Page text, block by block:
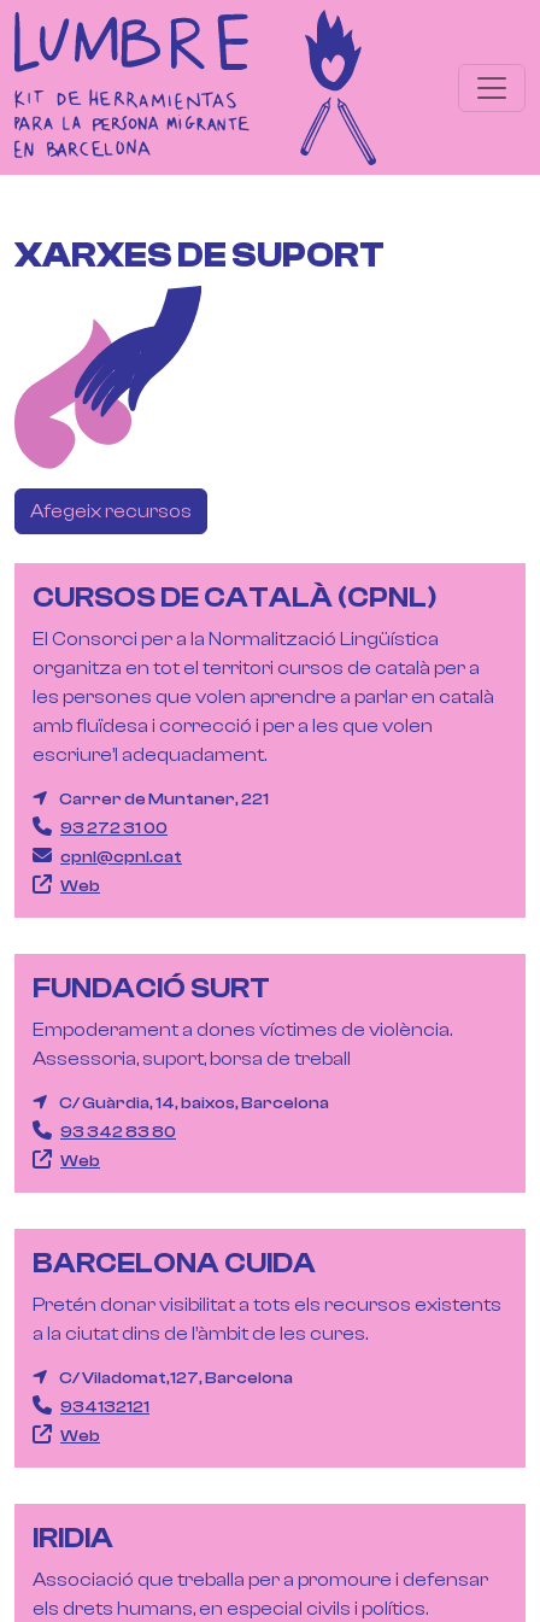
Vés al contingut
XARXES DE SUPORT
Afegeix recursos
CURSOS DE CATALÀ (CPNL)
El Consorci per a la Normalització Lingüística
organitza en tot el territori cursos de català per a
les persones que volen aprendre a parlar en català
amb fluïdesa i correcció i per a les que volen
escriure’l adequadament.
Carrer de Muntaner, 221
93 272 31 00
cpnl@cpnl.cat
Web
FUNDACIÓ SURT
Empoderament a dones víctimes de violència.
Assessoria, suport, borsa de treball
C/ Guàrdia, 14, baixos, Barcelona
93 342 83 80
Web
BARCELONA CUIDA
Pretén donar visibilitat a tots els recursos existents
a la ciutat dins de l’àmbit de les cures.
C/ Viladomat,127, Barcelona
934132121
Web
IRIDIA
Associació que treballa per a promoure i defensar
els drets humans, en especial civils i polítics.